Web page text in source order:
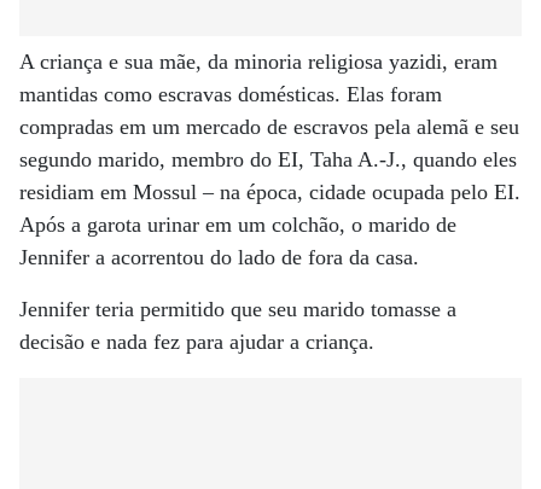
A criança e sua mãe, da minoria religiosa yazidi, eram
mantidas como escravas domésticas. Elas foram
compradas em um mercado de escravos pela alemã e seu
segundo marido, membro do EI, Taha A.-J., quando eles
residiam em Mossul – na época, cidade ocupada pelo EI.
Após a garota urinar em um colchão, o marido de
Jennifer a acorrentou do lado de fora da casa.
Jennifer teria permitido que seu marido tomasse a
decisão e nada fez para ajudar a criança.